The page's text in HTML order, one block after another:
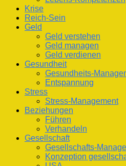
Krise
Reich-Sein
Geld
Geld verstehen
Geld managen
Geld verdienen
Gesundheit
Gesundheits-
Entspannung
Stress
Stress-Management
Beziehungen
Führen
Verhandeln
Gesellschaft
Gesellschafts-
Konzeption